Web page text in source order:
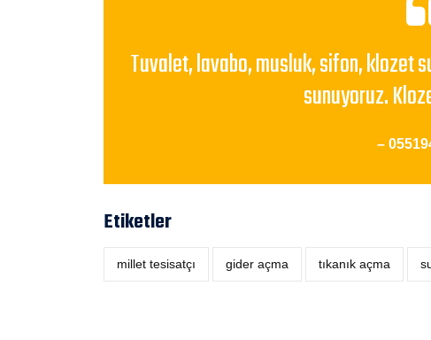
Tuvalet, lavabo, musluk, sifon, klozet
sunuyoruz.
–
Etiketler
millet tesisatçı ‎gider açma tıkanık açma